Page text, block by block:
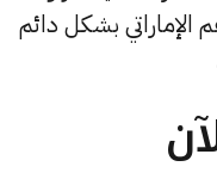
مصر 365 بتغطية أسعار الدرهم الإماراتي بشكل دائم